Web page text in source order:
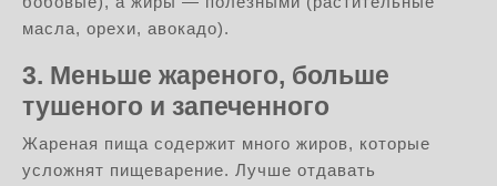
масла, орехи, авокадо).
3. Меньше жареного, больше
тушеного и запеченного
Жареная пища содержит много жиров, которые
усложнят пищеварение. Лучше отдавать